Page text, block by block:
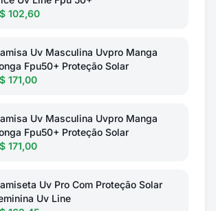
102,60
Uv Masculina Uvpro Manga
Fpu50+ Proteção Solar
171,00
Uv Masculina Uvpro Manga
Fpu50+ Proteção Solar
171,00
Uv Pro Com Proteção Solar
Uv Line